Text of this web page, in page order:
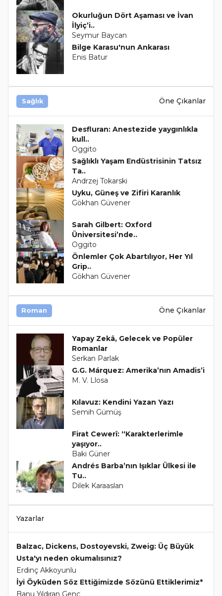
Okurluğun Dört Aşaması ve İvan
İlyiç’i..
Seymur Baycan
Bilge Karasu'nun Ankarası
Enis Batur
Sağlık Öne Çıkanlar
Desfluran: Anestezide yaygınlıkla
kull..
Oggito
Sağlıklı Yaşam Endüstrisinin Tatsız
Ta..
Andrzej Tokarski
Uyku, Güneş ve Zifiri Karanlık
Gökhan Güvener
Sarah Gilbert: Oxford
Üniversitesi’nde..
Oggito
Önlemler Çok Abartılıyor, Her Yıl
Grip..
Gökhan Güvener
Roman Öne Çıkanlar
Yapay Zekâ, Gelecek ve Popüler
Romanlar
Serkan Parlak
G.G. Márquez: Amerika’nın Amadis’i
M. V. Llosa
Kılavuz: Kendini Yazan Yazı
Semih Gümüş
Firat Cewerî: “Karakterlerimle
yaşıyor..
Baki Güner
Andrés Barba’nın Işıklar Ülkesi ile
Tu..
Dilek Karaaslan
Yazarlar
Balzac, Dickens, Dostoyevski, Zweig: Üç Büyük
Usta'yı neden okumalısınız?
Erdinç Akkoyunlu
İyi Öyküden Söz Ettiğimizde Sözünü Ettiklerimiz*
Banu Yıldıran Genç